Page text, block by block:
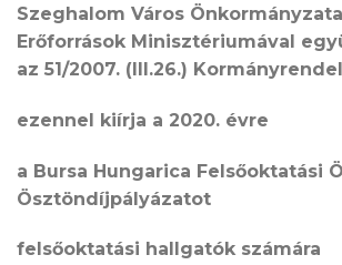
Szeghalom Város
Erőforrások Minisztériumával
az 51/2007. (III.26.)
ezennel kiírja a 2020. évre
a Bursa Hungarica Felsőoktatási
Ösztöndíjpályázatot
felsőoktatási hallgatók számára